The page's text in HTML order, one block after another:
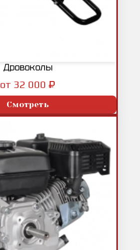
Дровоколы
от 32 000 ₽
Смотреть